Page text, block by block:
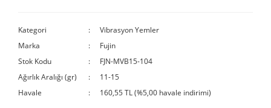
Kategori
Vibrasyon Yemler
Marka
Fujin
Stok Kodu
FJN-MVB15-104
Ağırlık Aralığı (gr)
11-15
Havale
160,55 TL (%5,00 havale indirimi)